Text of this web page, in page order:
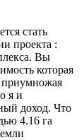
стать
проекта :
Вы
которая
приумножая
я и
доход. Что
4.16 гa